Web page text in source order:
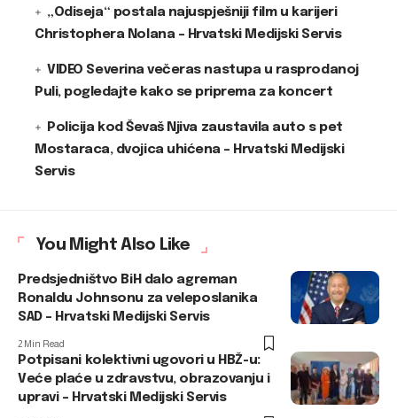
„Odiseja“ postala najuspješniji film u karijeri
Christophera Nolana – Hrvatski Medijski Servis
VIDEO Severina večeras nastupa u rasprodanoj
Puli, pogledajte kako se priprema za koncert
Policija kod Ševaš Njiva zaustavila auto s pet
Mostaraca, dvojica uhićena – Hrvatski Medijski
Servis
You Might Also Like
Predsjedništvo BiH dalo agreman
Ronaldu Johnsonu za veleposlanika
SAD – Hrvatski Medijski Servis
2 Min Read
Potpisani kolektivni ugovori u HBŽ-u:
Veće plaće u zdravstvu, obrazovanju i
upravi – Hrvatski Medijski Servis